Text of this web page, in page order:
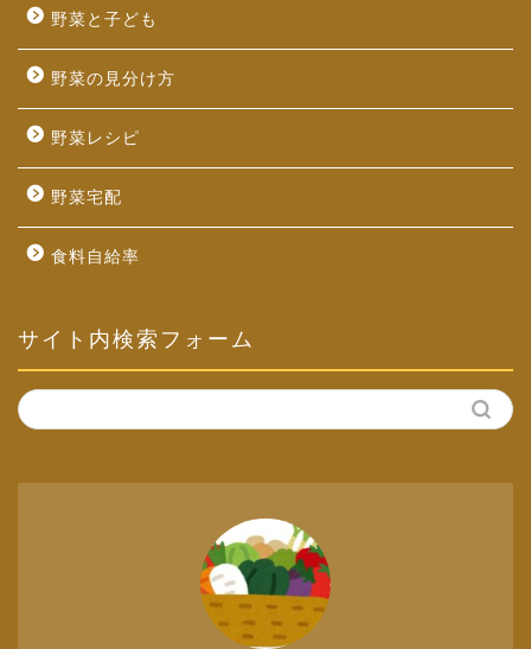
野菜と子ども
野菜の見分け方
野菜レシピ
野菜宅配
食料自給率
サイト内検索フォーム